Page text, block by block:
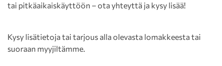
tai pitkäaikaiskäyttöön – ota yhteyttä ja kysy lisää!
Kysy lisätietoja tai tarjous alla olevasta lomakkeesta tai
suoraan myyjiltämme.